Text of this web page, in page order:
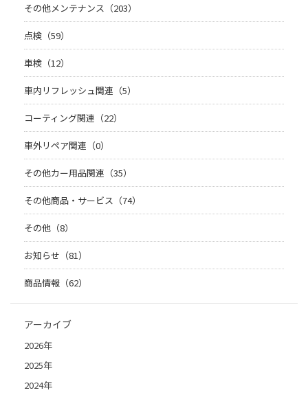
その他メンテナンス（203）
点検（59）
車検（12）
車内リフレッシュ関連（5）
コーティング関連（22）
車外リペア関連（0）
その他カー用品関連（35）
その他商品・サービス（74）
その他（8）
お知らせ（81）
商品情報（62）
アーカイブ
2026年
2025年
2024年